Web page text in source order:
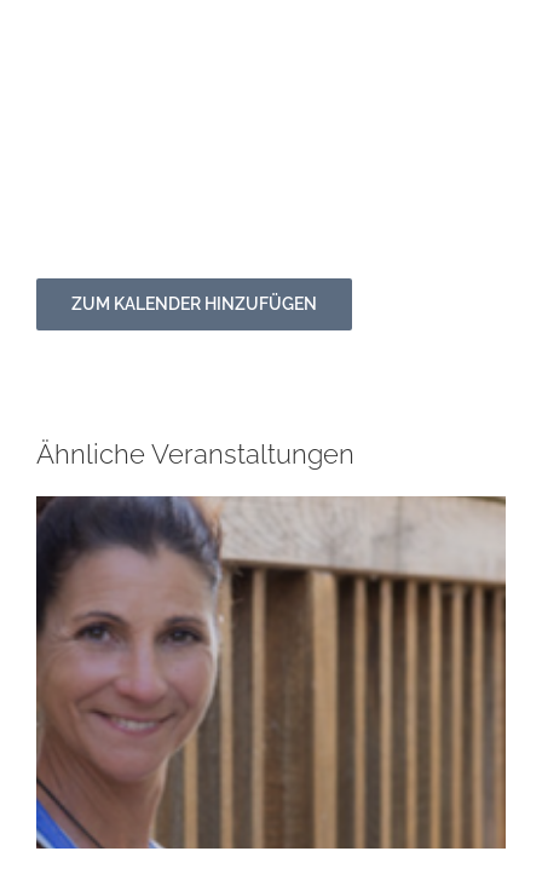
ZUM KALENDER HINZUFÜGEN
Ähnliche Veranstaltungen